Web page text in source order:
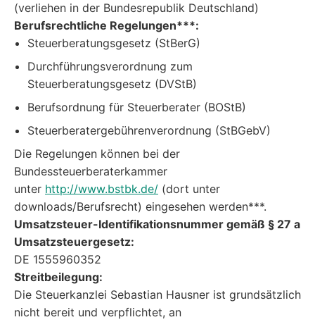
(verliehen in der Bundesrepublik Deutschland)
Berufsrechtliche Regelungen***:
Steuerberatungsgesetz (StBerG)
Durchführungsverordnung zum
Steuerberatungsgesetz (DVStB)
Berufsordnung für Steuerberater (BOStB)
Steuerberatergebührenverordnung (StBGebV)
Die Regelungen können bei der
Bundessteuerberaterkammer
unter http://www.bstbk.de/ (dort unter
downloads/Berufsrecht) eingesehen werden***.
Umsatzsteuer-Identifikationsnummer gemäß § 27 a
Umsatzsteuergesetz:
DE 1555960352
Streitbeilegung:
Die Steuerkanzlei Sebastian Hausner ist grundsätzlich
nicht bereit und verpflichtet, an